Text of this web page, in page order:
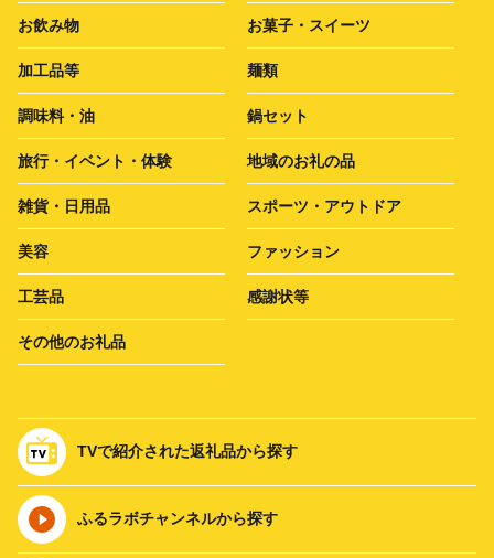
お飲み物 お菓子・スイーツ
加工品等 麺類
調味料・油 鍋セット
旅行・イベント・体験 地域のお礼の品
雑貨・日用品 スポーツ・アウトドア
美容 ファッション
工芸品 感謝状等
その他のお礼品
TVで紹介された返礼品から探す
ふるラボチャンネルから探す